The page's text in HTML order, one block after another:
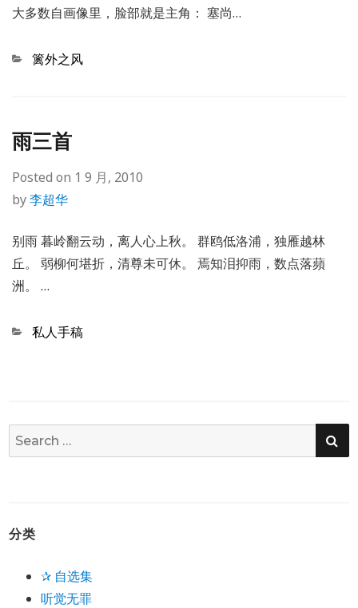
大多数自画像里，脸部就是主角： 塞尚…
Categories
篱外之风
雨三首
Posted on 1 9 月, 2010
by李超华
别雨 暮岭翻云动，离人心上秋。 群鸥低洛浦，独雁越林
丘。 弱柳何堪折，清尊未可休。 焉知泪抑雨，数点落蘋
洲。 …
Categories
私人手稿
Search
for:
分类
✰ 自选集
听觉无罪